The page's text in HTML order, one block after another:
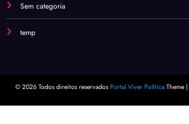
Sem categoria
temp
© 2026 Todos direitos reservados Portal Viver Política Theme